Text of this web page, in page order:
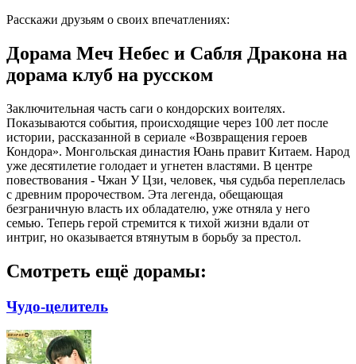
Расскажи друзьям о своих впечатлениях:
Дорама Меч Небес и Сабля Дракона на
дорама клуб на русском
Заключительная часть саги о кондорских воителях.
Показываются события, происходящие через 100 лет после
истории, рассказанной в сериале «Возвращения героев
Кондора». Монгольская династия Юань правит Китаем. Народ
уже десятилетие голодает и угнетен властями. В центре
повествования - Чжан У Цзи, человек, чья судьба переплелась
с древним пророчеством. Эта легенда, обещающая
безграничную власть их обладателю, уже отняла у него
семью. Теперь герой стремится к тихой жизни вдали от
интриг, но оказывается втянутым в борьбу за престол.
Смотреть ещё дорамы:
Чудо-целитель